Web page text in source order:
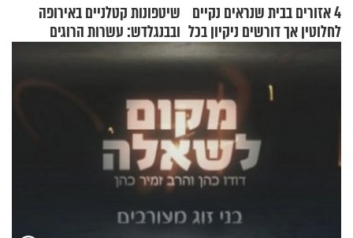
4 אזורים בבית שנראים נקיים
לחלוטין אך דורשים ניקיון בכל
שיטפונות קטלניים באירופה
ובבנגלדש: עשרות הרוגים
ומיליון נפגעים